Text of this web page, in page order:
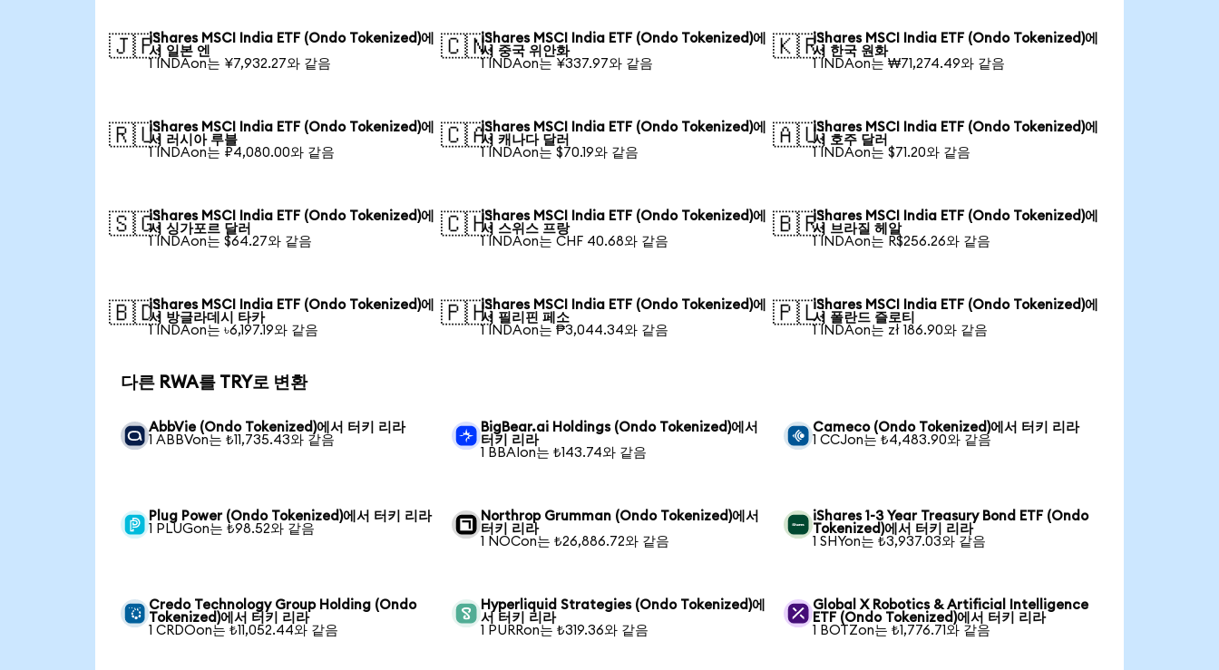
🇯🇵iShares MSCI India ETF (Ondo Tokenized)에
서 일본 엔
1 INDAon는 ¥7,932.27와 같음
🇨🇳iShares MSCI India ETF (Ondo Tokenized)에
서 중국 위안화
1 INDAon는 ¥337.97와 같음
🇰🇷iShares MSCI India ETF (Ondo Tokenized)에
서 한국 원화
1 INDAon는 ₩71,274.49와 같음
🇷🇺iShares MSCI India ETF (Ondo Tokenized)에
서 러시아 루블
1 INDAon는 ₽4,080.00와 같음
🇨🇦iShares MSCI India ETF (Ondo Tokenized)에
서 캐나다 달러
1 INDAon는 $70.19와 같음
🇦🇺iShares MSCI India ETF (Ondo Tokenized)에
서 호주 달러
1 INDAon는 $71.20와 같음
🇸🇬iShares MSCI India ETF (Ondo Tokenized)에
서 싱가포르 달러
1 INDAon는 $64.27와 같음
🇨🇭iShares MSCI India ETF (Ondo Tokenized)에
서 스위스 프랑
1 INDAon는 CHF 40.68와 같음
🇧🇷iShares MSCI India ETF (Ondo Tokenized)에
서 브라질 헤알
1 INDAon는 R$256.26와 같음
🇧🇩iShares MSCI India ETF (Ondo Tokenized)에
서 방글라데시 타카
1 INDAon는 ৳6,197.19와 같음
🇵🇭iShares MSCI India ETF (Ondo Tokenized)에
서 필리핀 페소
1 INDAon는 ₱3,044.34와 같음
🇵🇱iShares MSCI India ETF (Ondo Tokenized)에
서 폴란드 즐로티
1 INDAon는 zł 186.90와 같음
다른 RWA를 TRY로 변환
AbbVie (Ondo Tokenized)에서 터키 리라
1 ABBVon는 ₺11,735.43와 같음
BigBear.ai Holdings (Ondo Tokenized)에서
터키 리라
1 BBAIon는 ₺143.74와 같음
Cameco (Ondo Tokenized)에서 터키 리라
1 CCJon는 ₺4,483.90와 같음
Plug Power (Ondo Tokenized)에서 터키 리라
1 PLUGon는 ₺98.52와 같음
Northrop Grumman (Ondo Tokenized)에서
터키 리라
1 NOCon는 ₺26,886.72와 같음
iShares 1-3 Year Treasury Bond ETF (Ondo
Tokenized)에서 터키 리라
1 SHYon는 ₺3,937.03와 같음
Credo Technology Group Holding (Ondo
Tokenized)에서 터키 리라
1 CRDOon는 ₺11,052.44와 같음
Hyperliquid Strategies (Ondo Tokenized)에
서 터키 리라
1 PURRon는 ₺319.36와 같음
Global X Robotics & Artificial Intelligence
ETF (Ondo Tokenized)에서 터키 리라
1 BOTZon는 ₺1,776.71와 같음